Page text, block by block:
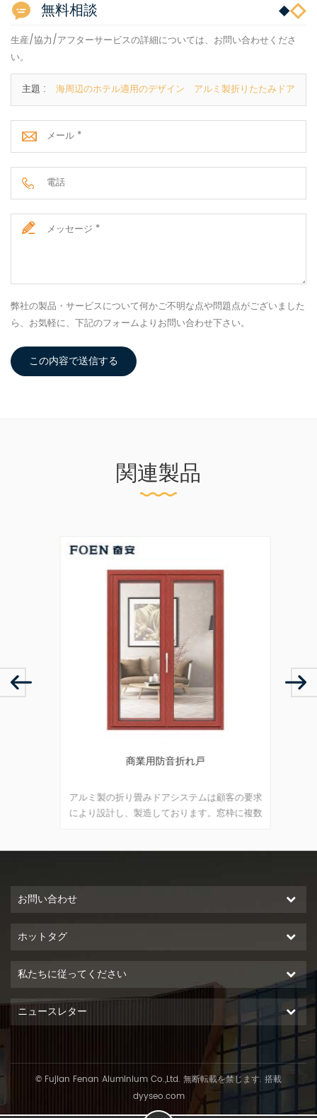
無料相談
生産/協力/アフターサービスの詳細については、お問い合わせくださ
い。
主題 : 海周辺のホテル適用のデザイン アルミ製折りたたみドア
弊社の製品・サービスについて何かご不明な点や問題点がございました
ら、お気軽に、下記のフォームよりお問い合わせ下さい。
この内容で送信する
関連製品
商業用防音折れ戸
アルミ製の折り畳みドアシステムは顧客の要求
により設計し、製造しております。窓枠に複数
お問い合わせ
ホットタグ
私たちに従ってください
ニュースレター
© Fujian Fenan Aluminium Co.,Ltd. 無断転載を禁じます. 搭載
dyyseo.com